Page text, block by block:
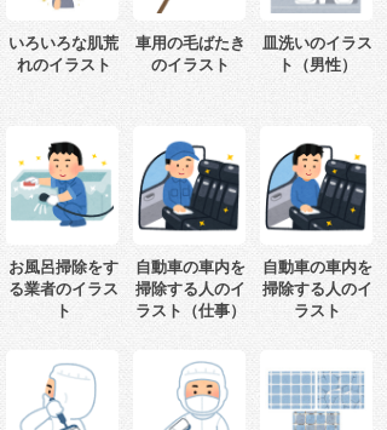
いろいろな肌荒
れのイラスト
車用の毛ばたき
のイラスト
皿洗いのイラス
ト（男性）
お風呂掃除をす
る業者のイラス
ト
自動車の車内を
掃除する人のイ
ラスト（仕事）
自動車の車内を
掃除する人のイ
ラスト